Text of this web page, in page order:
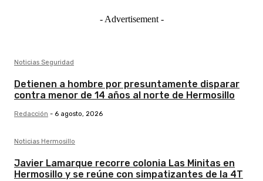
- Advertisement -
Noticias Seguridad
Detienen a hombre por presuntamente disparar
contra menor de 14 años al norte de Hermosillo
Redacción - 6 agosto, 2026
Noticias Hermosillo
Javier Lamarque recorre colonia Las Minitas en
Hermosillo y se reúne con simpatizantes de la 4T